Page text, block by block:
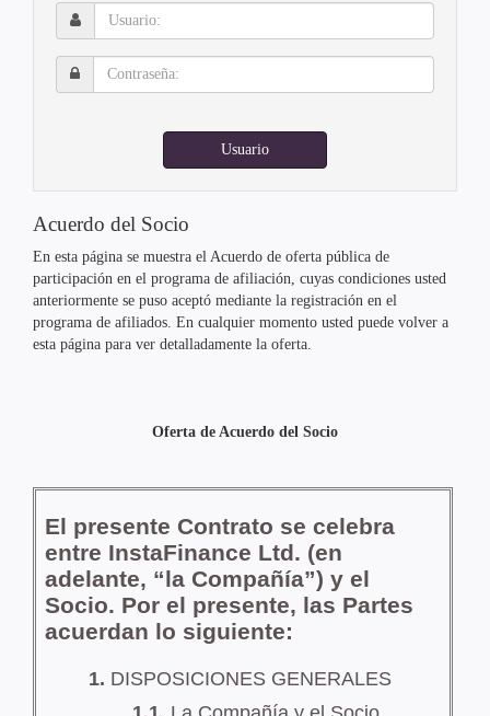
Usuario:
Contraseña:
Usuario
Acuerdo del Socio
En esta página se muestra el Acuerdo de oferta pública de
participación en el programa de afiliación, cuyas condiciones usted
anteriormente se puso aceptó mediante la registración en el
programa de afiliados. En cualquier momento usted puede volver a
esta página para ver detalladamente la oferta.
Oferta de Acuerdo del Socio